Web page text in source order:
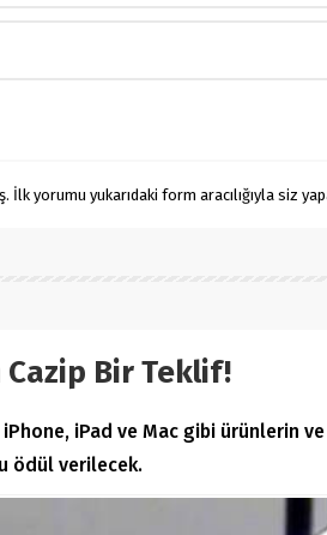
İlk yorumu yukarıdaki form aracılığıyla siz
Cazip Bir Teklif!
iPad ve Mac gibi ürünlerin
ödül verilecek.